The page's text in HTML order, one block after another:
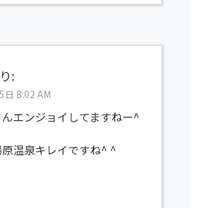
:
8:02 AM
エンジョイしてますねー^
温泉キレイですね^ ^